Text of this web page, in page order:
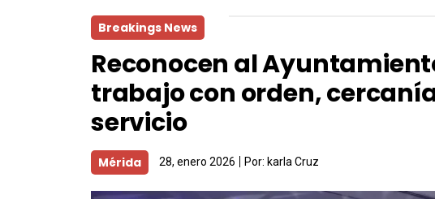
Breakings News
Reconocen al
trabajo con orden,
servicio
Mérida 28, enero 2026 Por: karla Cruz